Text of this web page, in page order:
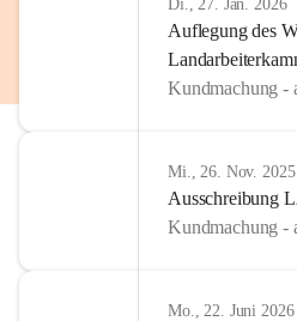
Di., 27. Jan. 2026
Auflegung des
Kundmachung -
Mi., 26. Nov. 2025
Ausschreibung
Kundmachung -
Mo., 22. Juni 2026